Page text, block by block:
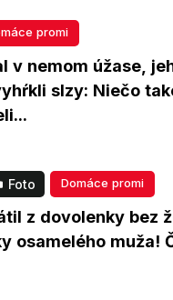
promi
v nemom úžase,
slzy: Niečo
Foto Domáce promi
z dovolenky bez
osamelého muža!